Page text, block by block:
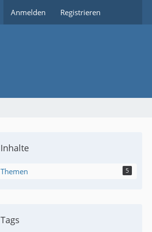
Anmelden Registrieren
Inhalte
Themen 5
Tags